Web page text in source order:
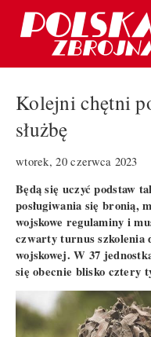
Kolejni chętni
służbę
wtorek, 20 czerwca 2023
Będą się uczyć podstaw
posługiwania się bronią,
wojskowe regulaminy i
czwarty turnus szkolenia
wojskowej. W 37
się obecnie blisko cztery